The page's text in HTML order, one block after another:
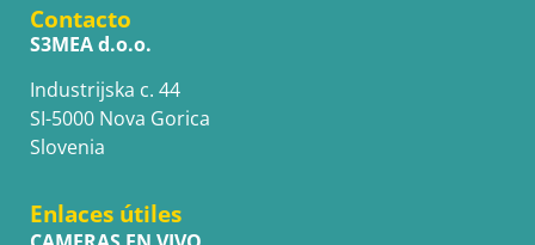
Contacto
S3MEA d.o.o.
Industrijska c. 44
SI-5000 Nova Gorica
Slovenia
Enlaces útiles